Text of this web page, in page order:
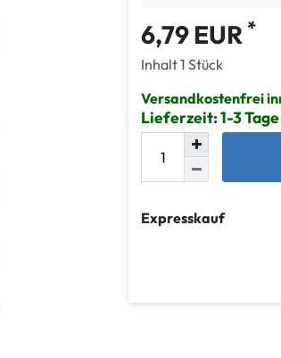
6,79 EUR *
Inhalt1 Stück
Versandkostenfrei
Lieferzeit: 1-3 Tage
Expresskauf